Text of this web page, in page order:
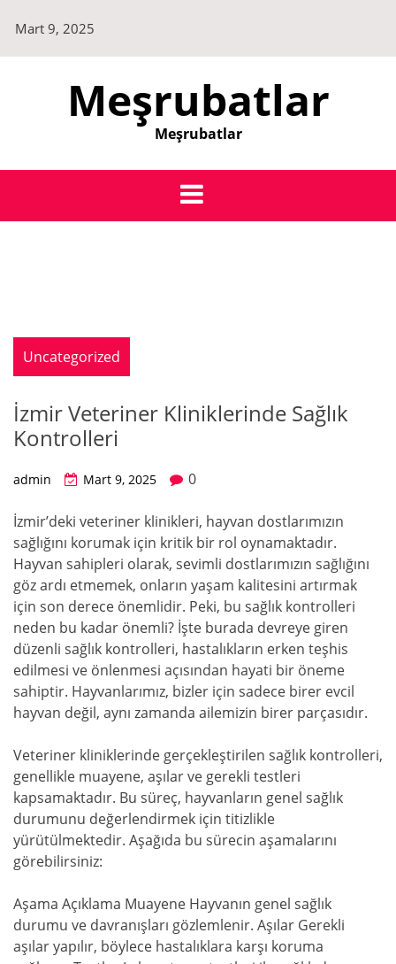
content
Mart 9, 2025
Meşrubatlar
Meşrubatlar
Uncategorized
İzmir Veteriner Kliniklerinde Sağlık
Kontrolleri
admin Mart 9, 2025 0
İzmir’deki veteriner klinikleri, hayvan dostlarımızın
sağlığını korumak için kritik bir rol oynamaktadır.
Hayvan sahipleri olarak, sevimli dostlarımızın sağlığını
göz ardı etmemek, onların yaşam kalitesini artırmak
için son derece önemlidir. Peki, bu sağlık kontrolleri
neden bu kadar önemli? İşte burada devreye giren
düzenli sağlık kontrolleri, hastalıkların erken teşhis
edilmesi ve önlenmesi açısından hayati bir öneme
sahiptir. Hayvanlarımız, bizler için sadece birer evcil
hayvan değil, aynı zamanda ailemizin birer parçasıdır.
Veteriner kliniklerinde gerçekleştirilen sağlık kontrolleri,
genellikle muayene, aşılar ve gerekli testleri
kapsamaktadır. Bu süreç, hayvanların genel sağlık
durumunu değerlendirmek için titizlikle
yürütülmektedir. Aşağıda bu sürecin aşamalarını
görebilirsiniz:
Aşama Açıklama Muayene Hayvanın genel sağlık
durumu ve davranışları gözlemlenir. Aşılar Gerekli
aşılar yapılır, böylece hastalıklara karşı koruma